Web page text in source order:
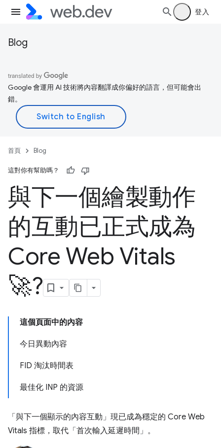
登入
Blog
Google 會運用 AI 技術將內容翻譯成你偏好的語言，但可能會出
錯。
首頁 Blog
這對你有幫助嗎？
與下一個繪製動作
的互動已正式成為
Core Web Vitals
🚀?
這個頁面中的內容
今日異動內容
FID 淘汰時間表
最佳化 INP 的資源
「與下一個顯示的內容互動」現已成為穩定的 Core Web
Vitals 指標，取代「首次輸入延遲時間」。